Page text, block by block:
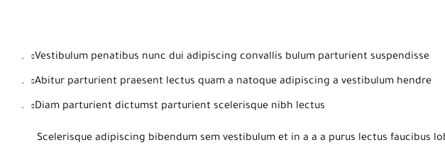
Vestibulum penatibus nunc dui adipiscing convallis bulum parturient suspendisse.
Abitur parturient praesent lectus quam a natoque adipiscing a vestibulum hendre.
Diam parturient dictumst parturient scelerisque nibh lectus.
Scelerisque adipiscing bibendum sem vestibulum et in a a a purus lectus